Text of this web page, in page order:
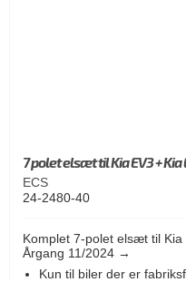
7 polet elsæt til Kia EV3 +
ECS
24-2480-40
Komplet 7-polet elsæt til Kia
Årgang 11/2024 →
Kun til biler der er